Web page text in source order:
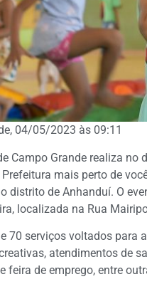
04/05/2023 às 09:11
Campo Grande realiza no
mais perto de
distrito de Anhanduí. O
localizada na Rua
70 serviços voltados para
atendimentos de
feira de emprego, entre